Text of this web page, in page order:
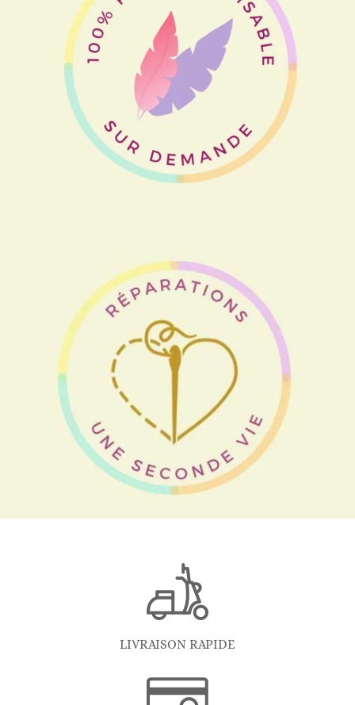
LIVRAISON RAPIDE